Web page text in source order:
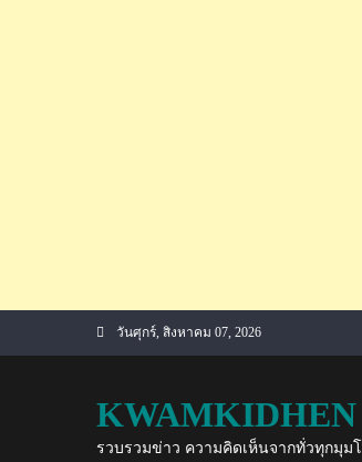
วันศุกร์, สิงหาคม 07, 2026
KWAMKIDHEN
รวบรวมข่าว ความคิดเห็นจากทั่วทุกมุม